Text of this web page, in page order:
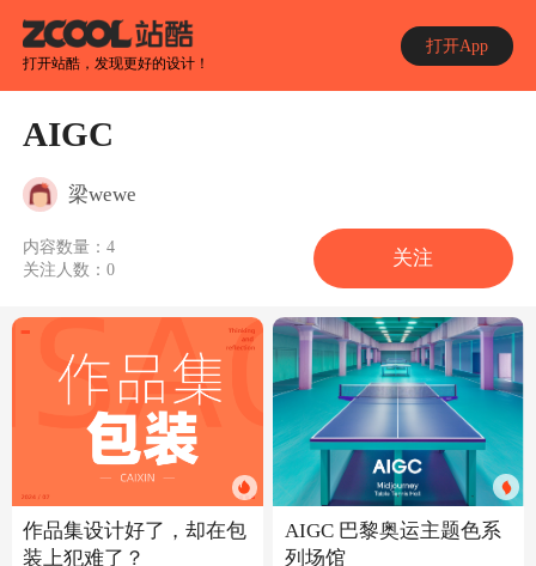
打开站酷，发现更好的设计！
打开App
AIGC
梁wewe
内容数量：4
关注人数：0
关注
作品集设计好了，却在包
装上犯难了？
AIGC 巴黎奥运主题色系
列场馆